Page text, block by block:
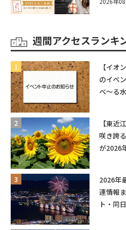
週間アクセスランキ
【イオ
のイベ
べ〜る
【東近
咲き誇
が2026
2026年
連情報
ト・同